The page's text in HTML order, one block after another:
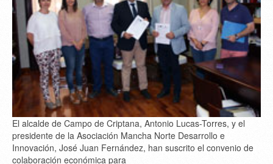
El alcalde de Campo de Criptana, Antonio Lucas-Torres, y el
presidente de la Asociación Mancha Norte Desarrollo e
Innovación, José Juan Fernández, han suscrito el convenio de
colaboración económica para